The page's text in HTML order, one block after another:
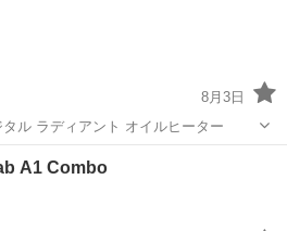
8月3日
ル ラディアント オイルヒーター
A1 Combo